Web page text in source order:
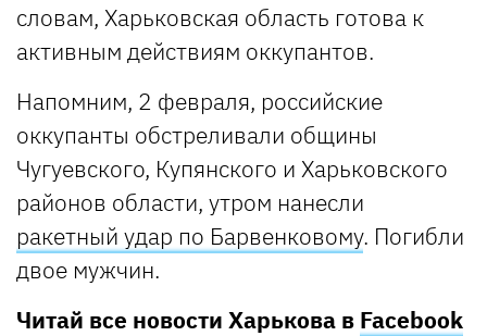
словам, Харьковская область готова к
активным действиям оккупантов.
Напомним, 2 февраля, российские
оккупанты обстреливали общины
Чугуевского, Купянского и Харьковского
районов области, утром нанесли
ракетный удар по Барвенковому. Погибли
двое мужчин.
Читай все новости Харькова в Facebook